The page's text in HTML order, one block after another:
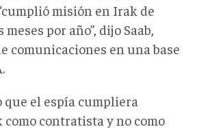
misión en Irak de
por año”, dijo Saab,
comunicaciones en una base
el espía cumpliera
contratista y no como